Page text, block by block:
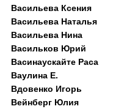
Васильева Ксения
Васильева Наталья
Васильева Нина
Васильков Юрий
Васинаускайте Раса
Ваулина Е.
Вдовенко Игорь
Вейнберг Юлия